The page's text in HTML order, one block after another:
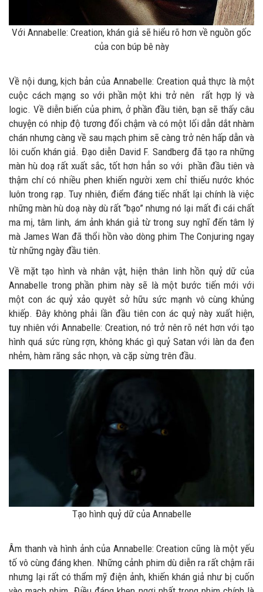
Với Annabelle: Creation, khán giả sẽ hiểu rõ hơn về nguồn gốc
của con búp bê này
Về nội dung, kịch bản của Annabelle: Creation quả thực là một
cuộc cách mạng so với phần một khi trở nên rất hợp lý và
logic. Về diễn biến của phim, ở phần đầu tiên, bạn sẽ thấy câu
chuyện có nhịp độ tương đối chậm và có một lối dẫn dắt nhàm
chán nhưng càng về sau mạch phim sẽ càng trở nên hấp dẫn và
lôi cuốn khán giả. Đạo diễn David F. Sandberg đã tạo ra những
màn hù doạ rất xuất sắc, tốt hơn hẳn so với phần đầu tiên và
thậm chí có nhiều phen khiến người xem chỉ thiếu nước khóc
luôn trong rạp. Tuy nhiên, điểm đáng tiếc nhất lại chính là việc
những màn hù doạ này dù rất “bạo” nhưng nó lại mất đi cái chất
ma mị, tâm linh, ám ảnh khán giả từ trong suy nghĩ đến tâm lý
mà James Wan đã thổi hồn vào dòng phim The Conjuring ngay
từ những ngày đầu tiên.
Về mặt tạo hình và nhân vật, hiện thân linh hồn quỷ dữ của
Annabelle trong phần phim này sẽ là một bước tiến mới với
một con ác quỷ xảo quyêt sở hữu sức mạnh vô cùng khủng
khiếp. Đây không phải lần đầu tiên con ác quỷ này xuất hiện,
tuy nhiên với Annabelle: Creation, nó trở nên rõ nét hơn với tạo
hình quá sức rùng rợn, không khác gì quỷ Satan với làn da đen
nhẻm, hàm răng sắc nhọn, và cặp sừng trên đầu.
Tạo hình quỷ dữ của Annabelle
Âm thanh và hình ảnh của Annabelle: Creation cũng là một yếu
tố vô cùng đáng khen. Những cảnh phim dù diễn ra rất chậm rãi
nhưng lại rất có thẩm mỹ điện ảnh, khiến khán giả như bị cuốn